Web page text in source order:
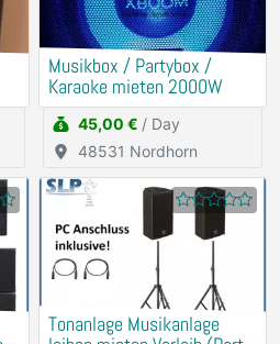
Musikbox / Partybox /
Karaoke mieten 2000W
45,00 € / Day
48531 Nordhorn
Tonanlage Musikanlage